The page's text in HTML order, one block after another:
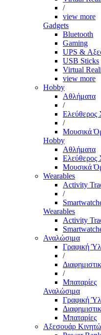
/
view more
Gadgets
Bluetooth
Gaming
UPS &
USB Sticks
Virtual
view more
Hobby
Αθλήματα
/
Ελεύθερος
/
Μουσικά
Hobby
Αθλήματα
Ελεύθερος
Μουσικά
Wearables
Activity
/
Wearables
Activity
Αναλώσιμα
Γραφική
/
/
Μπαταρίες
Αναλώσιμα
Γραφική
Μπαταρίες
Αξεσουάρ